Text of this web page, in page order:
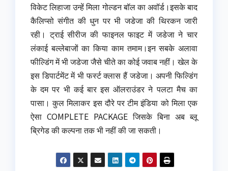
विकेट लिहाजा उन्हें मिला गोल्डन बॉल का अवॉर्ड।इसके बाद
कैलिप्सो संगीत की धुन पर भी जडेजा की थिरकन जारी
रही। ट्राई सीरीज की फाइनल फाइट में जडेजा ने चार
लंकाई बल्लेबाजों का किया काम तमाम।इन सबके अलावा
फील्डिंग में भी जडेजा जैसे चीते का कोई जवाब नहीं। खेल के
इस डिपार्टमेंट में भी फर्स्ट क्लास हैं जडेजा। अपनी फिल्डिंग
के दम पर भी कई बार इस ऑलराउंडर ने पलटा मैच का
पासा। कुल मिलाकर इस दौरे पर टीम इंडिया को मिला एक
ऐसा COMPLETE PACKAGE जिसके बिना अब ब्लू
ब्रिगेड की कल्पना तक भी नहीं की जा सकती।